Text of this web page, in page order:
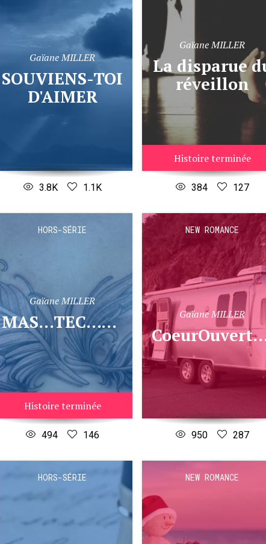
Gaïane MILLER
SOUVIENS-TOI
D'AIMER
3.8K 1.1K
Gaïane MILLER
La disparue du
réveillon
Histoire terminée
384 127
HORS-SÉRIE
Gaïane MILLER
MAS...TEC...TO...MIE...
Histoire terminée
494 146
NEW ROMANCE
Gaïane MILLER
CoeurOuvert.com
950 287
HORS-SÉRIE NEW ROMANCE